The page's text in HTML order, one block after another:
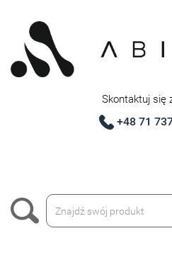
Skontaktuj się
+48 71